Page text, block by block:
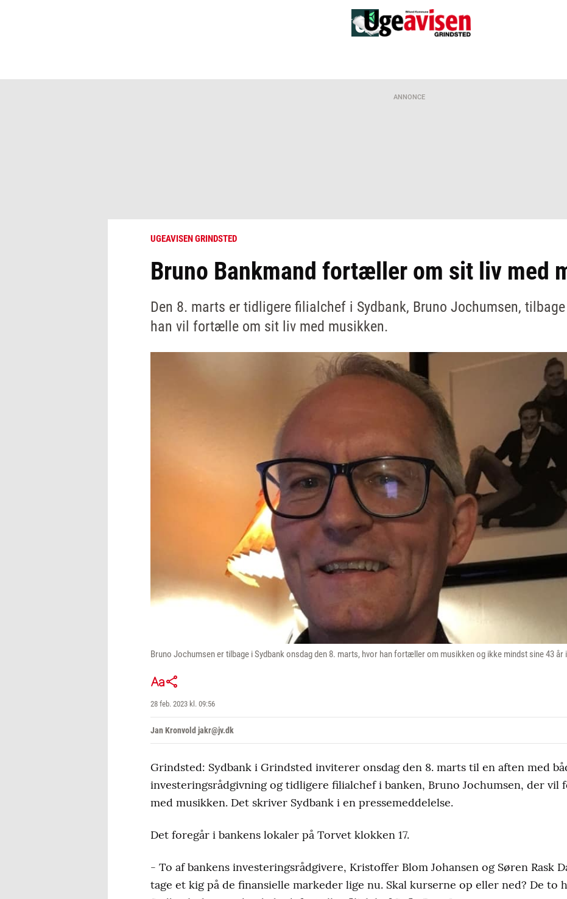
ANNONCE
UGEAVISEN GRINDSTED
Bruno Bankmand fortæller om sit liv med
Den 8. marts er tidligere filialchef i Sydbank, Bruno Jochumsen,
han vil fortælle om sit liv med musikken.
Bruno Jochumsen er tilbage i Sydbank onsdag den 8. marts, hvor han fortæller om musikken og ikke mindst sine 43
28 feb. 2023 kl. 09:56
Jan Kronvold jakr@jv.dk
Grindsted: Sydbank i Grindsted inviterer onsdag den 8. marts til en aften med
investeringsrådgivning og tidligere filialchef i banken, Bruno Jochumsen, der
med musikken. Det skriver Sydbank i en pressemeddelelse.
Det foregår i bankens lokaler på Torvet klokken 17.
- To af bankens investeringsrådgivere, Kristoffer Blom Johansen og Søren Rask
tage et kig på de finansielle markeder lige nu. Skal kurserne op eller ned? De to